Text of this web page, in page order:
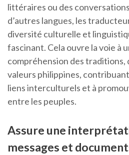
littéraires ou des
d’autres langues, les
diversité culturelle et
fascinant. Cela ouvre la voie à
compréhension des traditions,
valeurs philippines,
liens interculturels et à
entre les peuples.
Assure une
messages et